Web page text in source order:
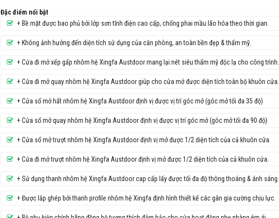
Đặc điểm nổi bật
+ Bề mặt được bao phủ bởi lớp sơn tĩnh điện cao cấp, chống phai mầu lão hóa theo thời gian.
+ Không ảnh hưởng đến diện tích sử dụng của căn phòng, an toàn bền đẹp & thẩm mỹ.
+ Cửa đi mở xếp gấp nhôm hệ Xingfa Austdoor mang lại nét siêu thẩm mỹ độc lạ cho công trình.
+ Cửa đi mở quay nhôm hệ Xingfa Austdoor giúp cho cửa mở được diện tích toàn bộ khuôn cửa.
+ Cửa sổ mở hất nhôm hệ Xingfa Austdoor định vị được vị trí góc mở (góc mở tối đa 35 độ)
+ Cửa sổ mở quay nhôm hệ Xingfa Austdoor định vị được vị trí góc mở (góc mở tối đa 90 độ)
+ Cửa sổ mở trượt nhôm hệ Xingfa Austdoor định vị mở được 1/2 diện tích của cả khuôn cửa.
+ Cửa đi mở trượt nhôm hệ Xingfa Austdoor định vị mở được 1/2 diện tích của cả khuôn cửa.
+ Sử dụng thanh nhôm hệ Xingfa Austdoor cap cấp lấy được tối đa độ thông thoáng & ánh sáng.
+ Được lắp ghép bởi thanh profile nhôm hệ Xingfa định hình thiết kế các gân gia cường chịu lực.